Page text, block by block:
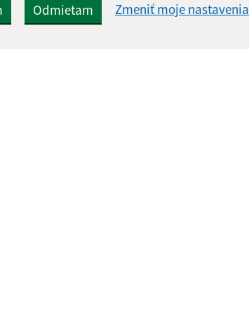
Odmietam Zmeniť moje nastavenia